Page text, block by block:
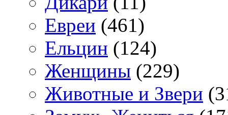
Евреи (461)
Ельцин (124)
Женщины (229)
Животные и Звери